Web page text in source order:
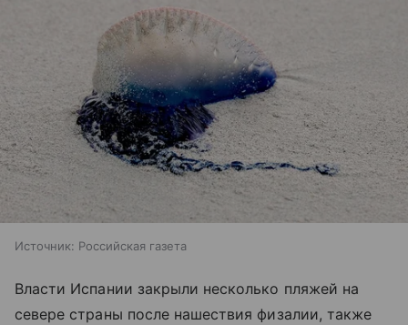
Источник: Российская газета
Власти Испании закрыли несколько пляжей на
севере страны после нашествия физалии, также